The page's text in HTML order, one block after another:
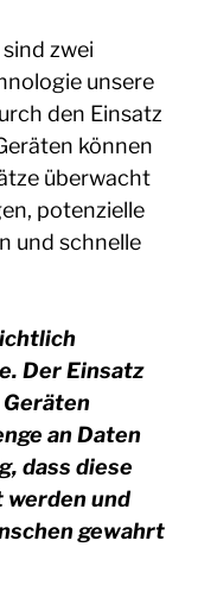
zwei
unsere
den Einsatz
können
überwacht
potenzielle
und schnelle
Der Einsatz
an Daten
dass diese
werden und
gewahrt